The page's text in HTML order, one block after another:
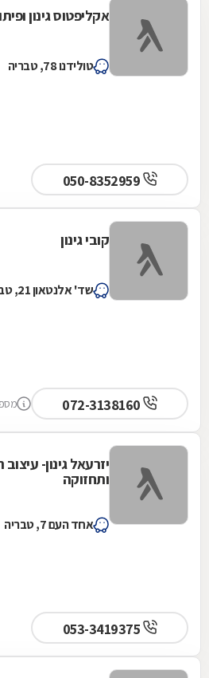
אקליפטוס גינון
טולידנו 78, טבריה
קובי גינון
שד' אלנטאון 21, טבריה
יזרעאל גינון-
ותחזוקה
אחד העם 7, טבריה